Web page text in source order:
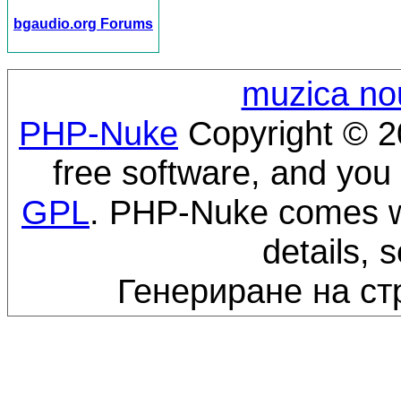
bgaudio.org Forums
muzica
PHP-Nuke Copyright ©
free software, and
GPL. PHP-Nuke comes
details,
Генериране на